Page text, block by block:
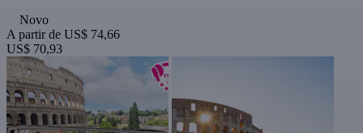
Novo
A partir de US$ 74,66
US$ 70,93